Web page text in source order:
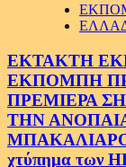
ΕΚΤΑΚΤΗ
ΕΚΠΟΜΠΗ
ΠΡΕΜΙΕΡΑ
ΤΗΝ
ΜΠΑΚΑΛΙΑΡΟΣ
χτύπημα των